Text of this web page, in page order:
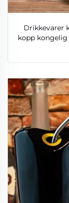
Drikkevarer
kopp kongelig